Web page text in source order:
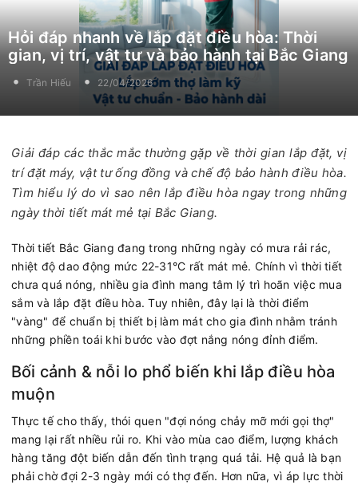
Hỏi đáp nhanh về lắp đặt điều hòa: Thời
gian, vị trí, vật tư và bảo hành tại Bắc Giang
Trần Hiếu 22/04/2026
Giải đáp các thắc mắc thường gặp về thời gian lắp đặt, vị
trí đặt máy, vật tư ống đồng và chế độ bảo hành điều hòa.
Tìm hiểu lý do vì sao nên lắp điều hòa ngay trong những
ngày thời tiết mát mẻ tại Bắc Giang.
Thời tiết Bắc Giang đang trong những ngày có mưa rải rác,
nhiệt độ dao động mức 22-31°C rất mát mẻ. Chính vì thời tiết
chưa quá nóng, nhiều gia đình mang tâm lý trì hoãn việc mua
sắm và lắp đặt điều hòa. Tuy nhiên, đây lại là thời điểm
"vàng" để chuẩn bị thiết bị làm mát cho gia đình nhằm tránh
những phiền toái khi bước vào đợt nắng nóng đỉnh điểm.
Bối cảnh & nỗi lo phổ biến khi lắp điều hòa
muộn
Thực tế cho thấy, thói quen "đợi nóng chảy mỡ mới gọi thợ"
mang lại rất nhiều rủi ro. Khi vào mùa cao điểm, lượng khách
hàng tăng đột biến dẫn đến tình trạng quá tải. Hệ quả là bạn
phải chờ đợi 2-3 ngày mới có thợ đến. Hơn nữa, vì áp lực thời